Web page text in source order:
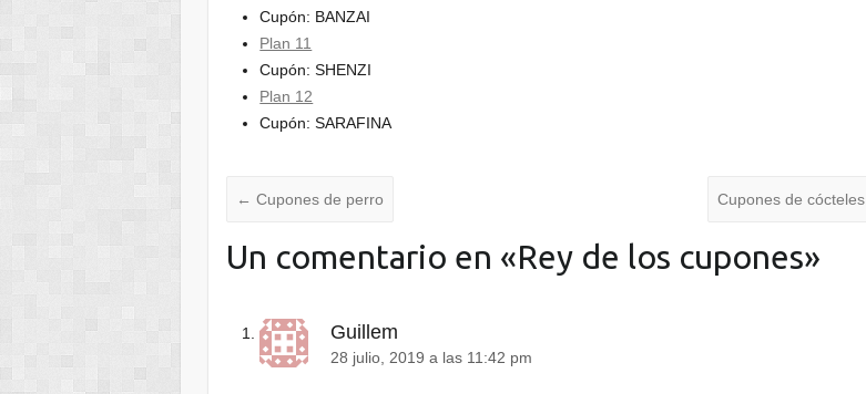
Cupón: BANZAI
Plan 11
Cupón: SHENZI
Plan 12
Cupón: SARAFINA
← Cupones de perro Cupones de cócteles
Un comentario en «Rey de los cupones»
Guillem
28 julio, 2019 a las 11:42 pm